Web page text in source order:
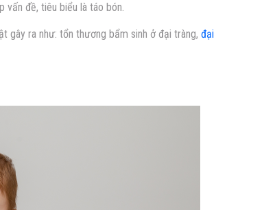
vấn đề, tiêu biểu là táo bón.
gây ra như: tổn thương bẩm sinh ở đại tràng, đại